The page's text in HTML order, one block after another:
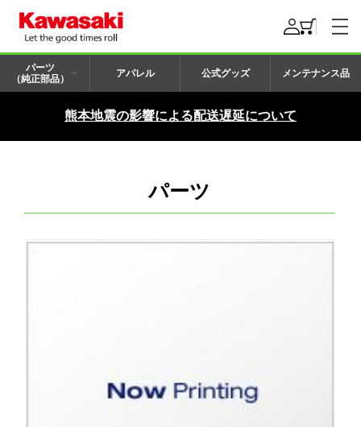
パーツ
（純正部品）
アパレル 公式グッズ メンテナンス品
熊本地震の影響による配送遅延について
パーツ